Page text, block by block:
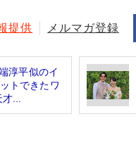
提供 メルマガ登録
淳平似のイ
トできたワ
...